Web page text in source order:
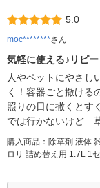
5.0
moc********さん
気軽に使える♪リピー
人やペットにやさし
く！容器ごと撒ける
照りの日に撒くとす
では行かないけど…
購入商品：除草剤 液体
ロリ 詰め替え用 1.7L 1